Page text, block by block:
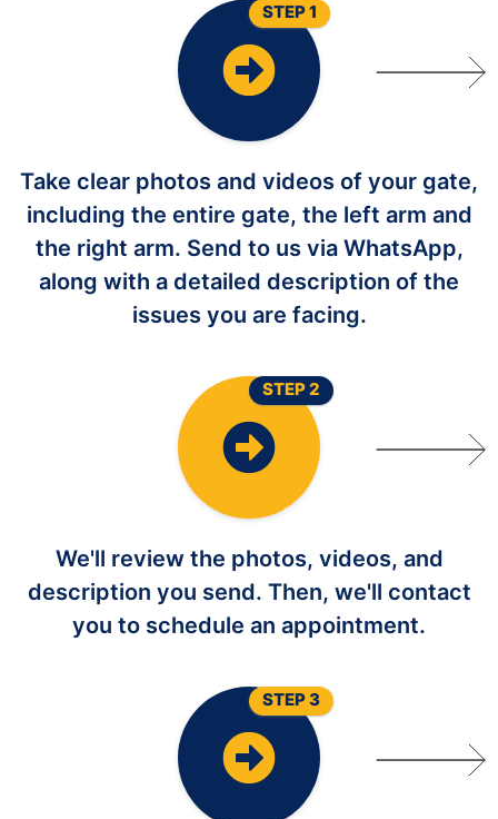
Take clear photos and videos of your gate,
including the entire gate, the left arm and
the right arm. Send to us via WhatsApp,
along with a detailed description of the
issues you are facing.
STEP 1
We'll review the photos, videos, and
description you send. Then, we'll contact
you to schedule an appointment.
STEP 2
STEP 3